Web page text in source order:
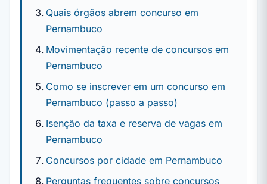
Quais órgãos abrem concurso em
Pernambuco
Movimentação recente de concursos em
Pernambuco
Como se inscrever em um concurso em
Pernambuco (passo a passo)
Isenção da taxa e reserva de vagas em
Pernambuco
Concursos por cidade em Pernambuco
Perguntas frequentes sobre concursos